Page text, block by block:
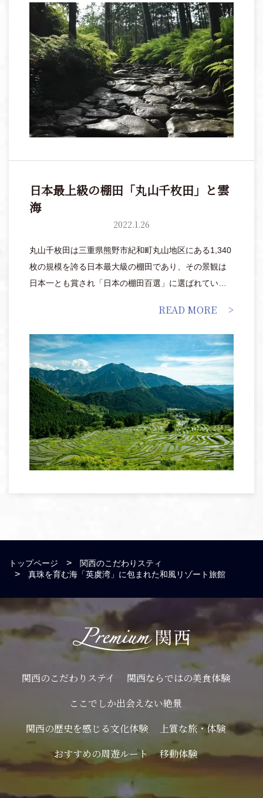
日本最上級の棚田「丸山千枚田」と雲
海
2022.1.26
丸山千枚田は三重県熊野市紀和町丸山地区にある1,340
枚の規模を誇る日本最大級の棚田であり、その景観は
日本一とも賞され「日本の棚田百選」に選ばれていま
READ MORE
トップページ
関西のこだわりスティ
真珠を育む海「英虞湾」に包まれた和風リゾート旅館
関西のこだわりステイ
関西ならではの美食体験
ここでしか出会えない絶景
関西の歴史を感じる文化体験
上質な旅・体験
おすすめの周遊ルート
移動体験